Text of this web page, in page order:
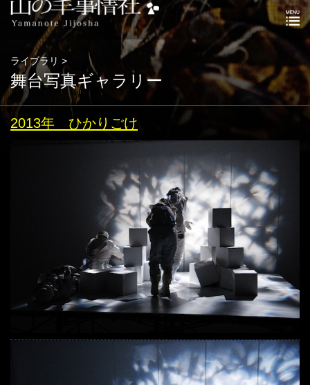
ライブラリ >
舞台写真ギャラリー
2013年 ひかりごけ